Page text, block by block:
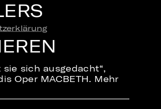
sich ausgedacht“,
Oper MACBETH. Mehr